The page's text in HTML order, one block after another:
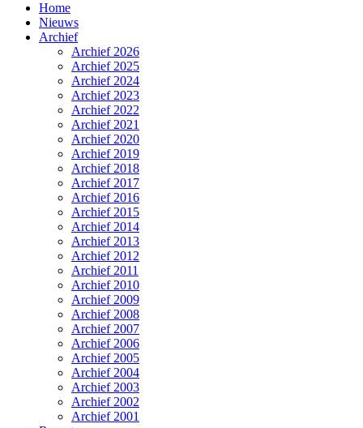
Home
Nieuws
Archief
Archief 2026
Archief 2025
Archief 2024
Archief 2023
Archief 2022
Archief 2021
Archief 2020
Archief 2019
Archief 2018
Archief 2017
Archief 2016
Archief 2015
Archief 2014
Archief 2013
Archief 2012
Archief 2011
Archief 2010
Archief 2009
Archief 2008
Archief 2007
Archief 2006
Archief 2005
Archief 2004
Archief 2003
Archief 2002
Archief 2001